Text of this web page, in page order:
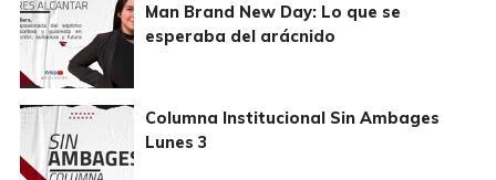
Man Brand New Day: Lo que se
esperaba del arácnido
Columna Institucional Sin Ambages
Lunes 3